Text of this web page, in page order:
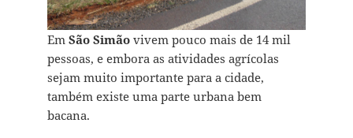
Em São Simãovivem pouco mais de 14 mil
pessoas, e embora as atividades agrícolas
sejam muito importante para a cidade,
também existe uma parte urbana bem
bacana.